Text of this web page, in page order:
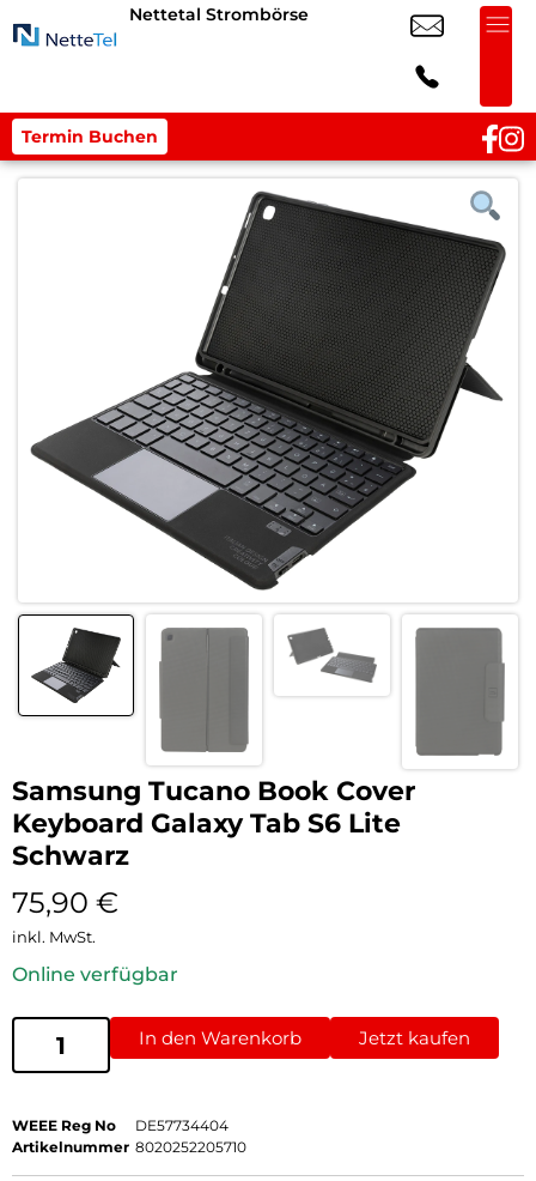
Nettetal Strombörse
Termin Buchen
Samsung Tucano Book Cover
Keyboard Galaxy Tab S6 Lite
Schwarz
75,90 €
inkl. MwSt.
Online verfügbar
In den Warenkorb Jetzt kaufen
WEEE Reg No
DE57734404
Artikelnummer 8020252205710